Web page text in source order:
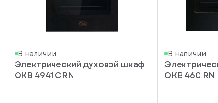
В наличии
Электрический духовой шкаф
OKB 4941 CRN
В наличии
OKB 460 RN